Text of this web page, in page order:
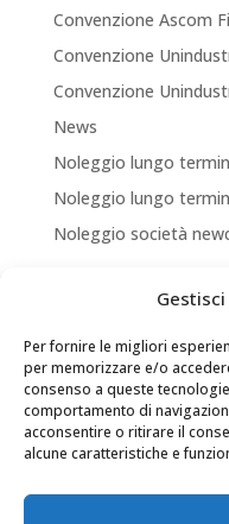
Gestisci
Per fornire le migliori
per memorizzare e/o
consenso a queste
comportamento di
acconsentire o ritirare il
alcune caratteristiche e
Convenzione Ascom
Convenzione
Convenzione
News
Noleggio lungo
Noleggio lungo
Noleggio società
Articoli recenti
ASSICURA LA TUA
NEW LOCATION +
Convenzione Soci di
VENEZIA ROVIGO
Il tuo Partner per